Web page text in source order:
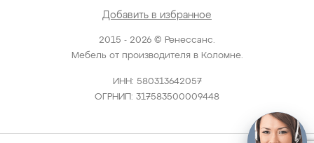
2015 - 2026 © Ренессанс.
Мебель от производителя в Коломне.
ИНН: 580313642057
ОГРНИП: 317583500009448
Добавить в избранное